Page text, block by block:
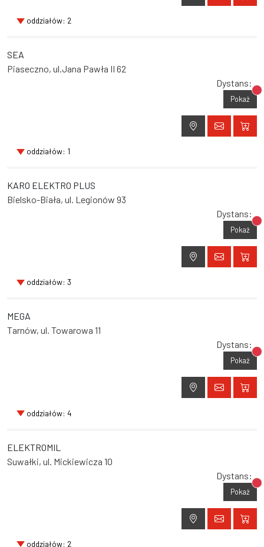
oddziałów: 2
SEA
Piaseczno, ul.Jana Pawła II 62
Dystans:
Pokaż
oddziałów: 1
KARO ELEKTRO PLUS
Bielsko-Biała, ul. Legionów 93
Dystans:
Pokaż
oddziałów: 3
MEGA
Tarnów, ul. Towarowa 11
Dystans:
Pokaż
oddziałów: 4
ELEKTROMIL
Suwałki, ul. Mickiewicza 10
Dystans:
Pokaż
oddziałów: 2